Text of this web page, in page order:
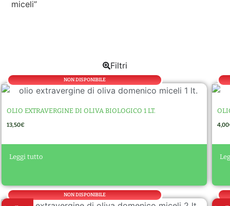
miceli”
Filtri
NON DISPONIBILE
OLIO EXTRAVERGINE DI OLIVA BIOLOGICO 1 LT.
13,50€
Leggi tutto
n
a
ti
4,00
NON DISPONIBILE